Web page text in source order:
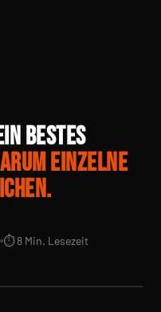
BESTES
EINZELNE
⏱ 8 Min. Lesezeit